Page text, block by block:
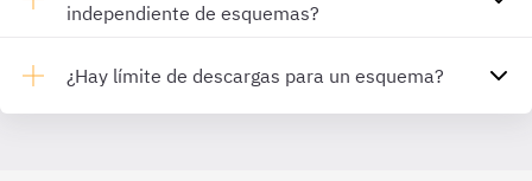
independiente de esquemas?
¿Hay límite de descargas para un esquema?